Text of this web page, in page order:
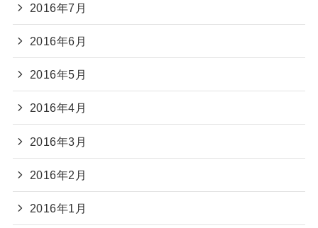
2016年7月
2016年6月
2016年5月
2016年4月
2016年3月
2016年2月
2016年1月